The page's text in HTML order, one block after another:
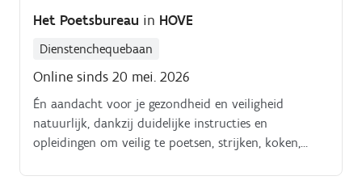
Het Poetsbureau in HOVE
Dienstenchequebaan
Online sinds 20 mei. 2026
Én aandacht voor je gezondheid en veiligheid
natuurlijk, dankzij duidelijke instructies en
opleidingen om veilig te poetsen, strijken, koken,